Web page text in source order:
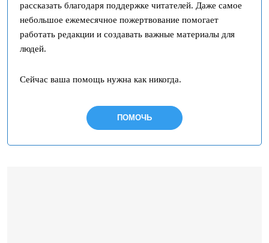
рассказать благодаря поддержке читателей. Даже самое
небольшое ежемесячное пожертвование помогает
работать редакции и создавать важные материалы для
людей.
Сейчас ваша помощь нужна как никогда.
ПОМОЧЬ